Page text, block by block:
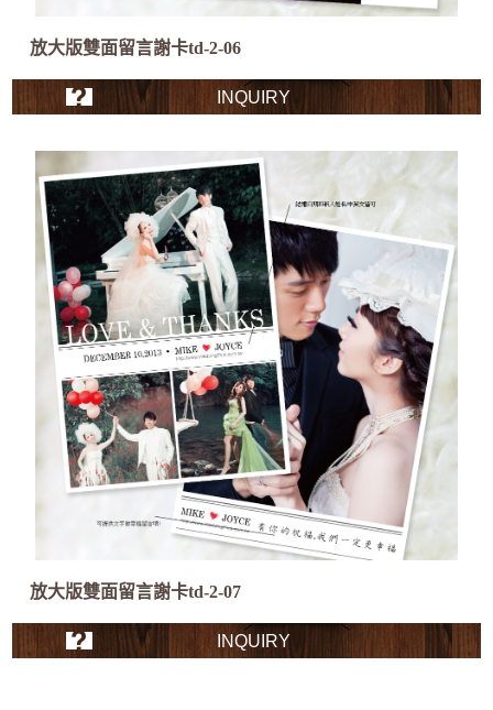
放大版雙面留言謝卡td-2-06
INQUIRY
放大版雙面留言謝卡td-2-07
INQUIRY